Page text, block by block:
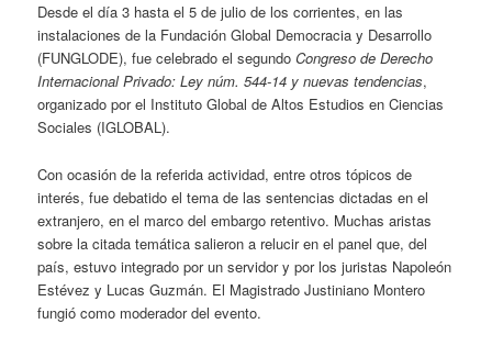
Desde el día 3 hasta el 5 de julio de los corrientes, en las
instalaciones de la Fundación Global Democracia y Desarrollo
(FUNGLODE), fue celebrado el segundoCongreso de Derecho
Internacional Privado: Ley núm. 544-14 y nuevas tendencias,
organizado por el Instituto Global de Altos Estudios en Ciencias
Sociales (IGLOBAL).
Con ocasión de la referida actividad, entre otros tópicos de
interés, fue debatido el tema de las sentencias dictadas en el
extranjero, en el marco del embargo retentivo. Muchas aristas
sobre la citada temática salieron a relucir en el panel que, del
país, estuvo integrado por un servidor y por los juristas Napoleón
Estévez y Lucas Guzmán. El Magistrado Justiniano Montero
fungió como moderador del evento.